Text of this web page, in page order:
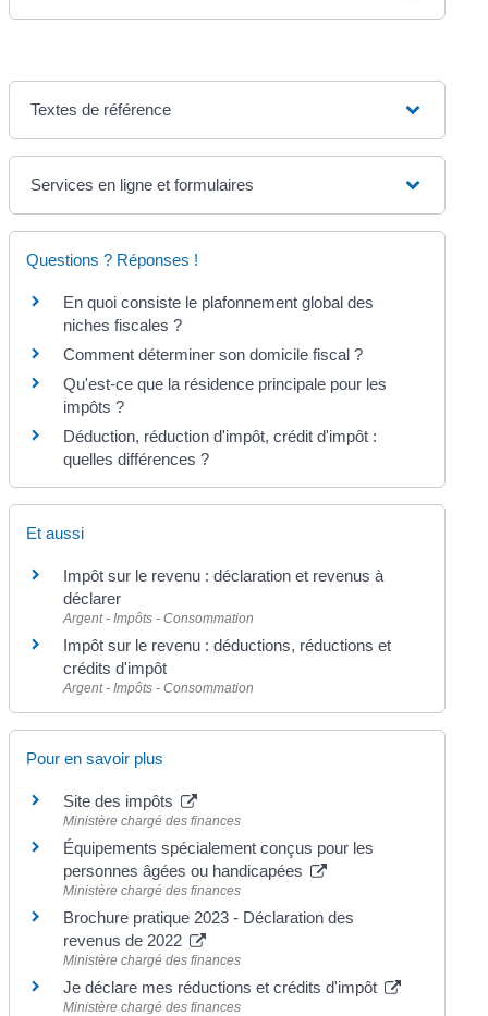
Textes de référence
Services en ligne et formulaires
Questions ? Réponses !
En quoi consiste le plafonnement global des
niches fiscales ?
Comment déterminer son domicile fiscal ?
Qu'est-ce que la résidence principale pour les
impôts ?
Déduction, réduction d'impôt, crédit d'impôt :
quelles différences ?
Et aussi
Impôt sur le revenu : déclaration et revenus à
déclarer
Argent - Impôts - Consommation
Impôt sur le revenu : déductions, réductions et
crédits d'impôt
Argent - Impôts - Consommation
Pour en savoir plus
Site des impôts
Ministère chargé des finances
Équipements spécialement conçus pour les
personnes âgées ou handicapées
Ministère chargé des finances
Brochure pratique 2023 - Déclaration des
revenus de 2022
Ministère chargé des finances
Je déclare mes réductions et crédits d'impôt
Ministère chargé des finances